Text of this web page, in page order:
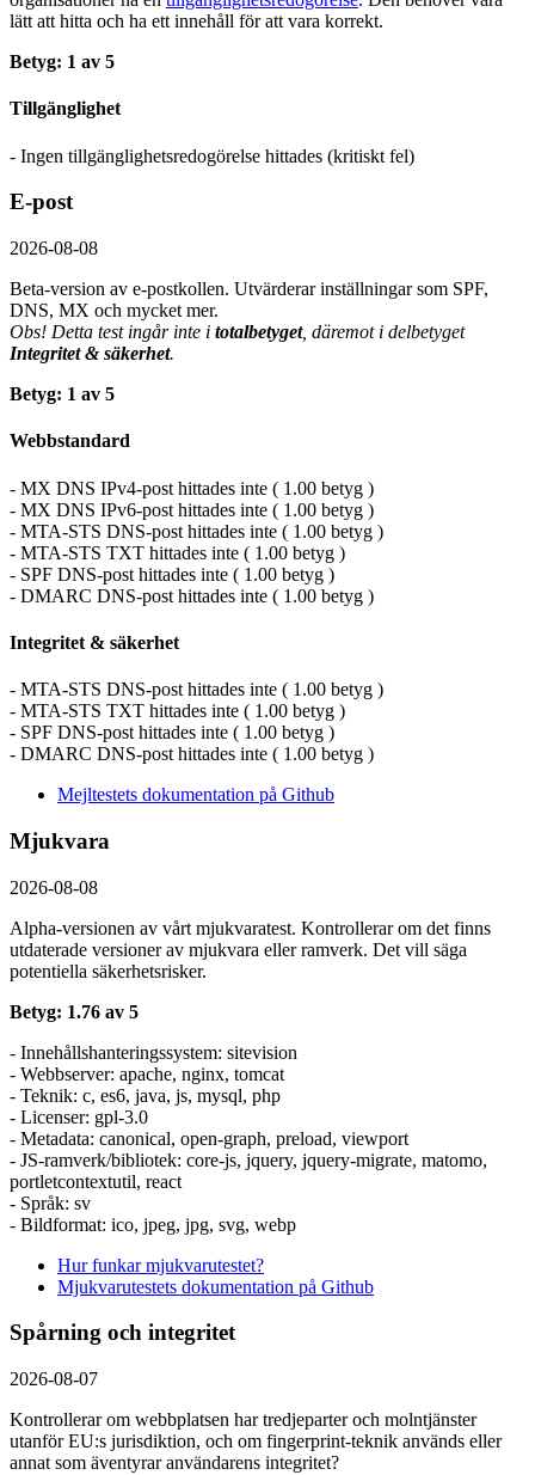
lätt att hitta och ha ett innehåll för att vara korrekt.
Betyg: 1 av 5
Tillgänglighet
- Ingen tillgänglighetsredogörelse hittades (kritiskt fel)
E-post
2026-08-08
Beta-version av e-postkollen. Utvärderar inställningar som SPF,
DNS, MX och mycket mer.
Obs! Detta test ingår inte i totalbetyget, däremot i delbetyget
Integritet & säkerhet.
Betyg: 1 av 5
Webbstandard
- MX DNS IPv4-post hittades inte ( 1.00 betyg )
- MX DNS IPv6-post hittades inte ( 1.00 betyg )
- MTA-STS DNS-post hittades inte ( 1.00 betyg )
- MTA-STS TXT hittades inte ( 1.00 betyg )
- SPF DNS-post hittades inte ( 1.00 betyg )
- DMARC DNS-post hittades inte ( 1.00 betyg )
Integritet & säkerhet
- MTA-STS DNS-post hittades inte ( 1.00 betyg )
- MTA-STS TXT hittades inte ( 1.00 betyg )
- SPF DNS-post hittades inte ( 1.00 betyg )
- DMARC DNS-post hittades inte ( 1.00 betyg )
Mejltestets dokumentation på Github
Mjukvara
2026-08-08
Alpha-versionen av vårt mjukvaratest. Kontrollerar om det finns
utdaterade versioner av mjukvara eller ramverk. Det vill säga
potentiella säkerhetsrisker.
Betyg: 1.76 av 5
- Innehållshanteringssystem: sitevision
- Webbserver: apache, nginx, tomcat
- Teknik: c, es6, java, js, mysql, php
- Licenser: gpl-3.0
- Metadata: canonical, open-graph, preload, viewport
- JS-ramverk/bibliotek: core-js, jquery, jquery-migrate, matomo,
portletcontextutil, react
- Språk: sv
- Bildformat: ico, jpeg, jpg, svg, webp
Hur funkar mjukvarutestet?
Mjukvarutestets dokumentation på Github
Spårning och integritet
2026-08-07
Kontrollerar om webbplatsen har tredjeparter och molntjänster
utanför EU:s jurisdiktion, och om fingerprint-teknik används eller
annat som äventyrar användarens integritet?